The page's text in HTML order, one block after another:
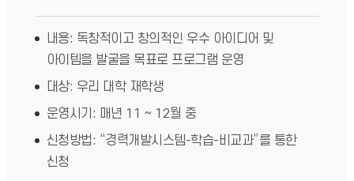
내용: 독창적이고 창의적인 우수 아이디어 및
아이템을 발굴을 목표로 프로그램 운영
대상: 우리 대학 재학생
운영시기: 매년 11 ~ 12월 중
신청방법: “경력개발시스템-학습-비교과”를 통한
신청